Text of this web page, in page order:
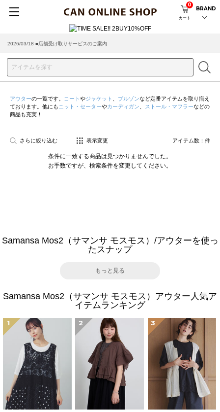
カート
0
BRAND
2026/03/18 ■店舗受け取りサービスのご案内
アウターの一覧です。 コート やジャケット ブルゾンなど定番アイテムを取り揃え
ております。他にも ニット・セーターやカーディガン ストール・マフラーなどの
商品も充実！
さらに絞り込む 表示変更 アイテム数： 件
条件に一致する商品は見つかりませんでした。
お手数ですが、検索条件を変更してください。
Samansa Mos2（サマンサ モスモス）/アウターを使っ
たスナップ
もっと見る
Samansa Mos2（サマンサ モスモス）アウター人気ア
イテムランキング
1 2 3